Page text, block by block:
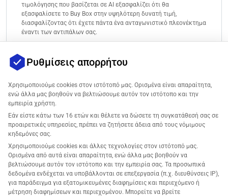
τιμολόγησης που βασίζεται σε AI εξασφαλίζει ότι θα
εξασφαλίσετε το Buy Box στην υψηλότερη δυνατή τιμή,
διασφαλίζοντας ότι έχετε πάντα ένα ανταγωνιστικό πλεονέκτημα
έναντι των αντιπάλων σας.
ΓΙΑ ΠΕΡΙΣΣΟΤΕΡΕΣ ΠΛΗΡΟΦΟΡΙΕΣ ΓΙΑ ΤΟ REPRICER
SELLERLOGIC Lost & Found Full-Service
Ρυθμίσεις απορρήτου
Χρησιμοποιούμε cookies στον ιστότοπό μας. Ορισμένα είναι απαραίτητα,
ενώ άλλα μας βοηθούν να βελτιώσουμε αυτόν τον ιστότοπο και την
εμπειρία χρήστη.
Εάν είστε κάτω των 16 ετών και θέλετε να δώσετε τη συγκατάθεσή σας σε
προαιρετικές υπηρεσίες, πρέπει να ζητήσετε άδεια από τους νόμιμους
κηδεμόνες σας.
Χρησιμοποιούμε cookies και άλλες τεχνολογίες στον ιστότοπό μας.
Ορισμένα από αυτά είναι απαραίτητα, ενώ άλλα μας βοηθούν να
βελτιώσουμε αυτόν τον ιστότοπο και την εμπειρία σας. Τα προσωπικά
δεδομένα ενδέχεται να υποβάλλονται σε επεξεργασία (π.χ. διευθύνσεις IP),
για παράδειγμα για εξατομικευμένες διαφημίσεις και περιεχόμενο ή
μέτρηση διαφημίσεων και περιεχομένου. Μπορείτε να βρείτε